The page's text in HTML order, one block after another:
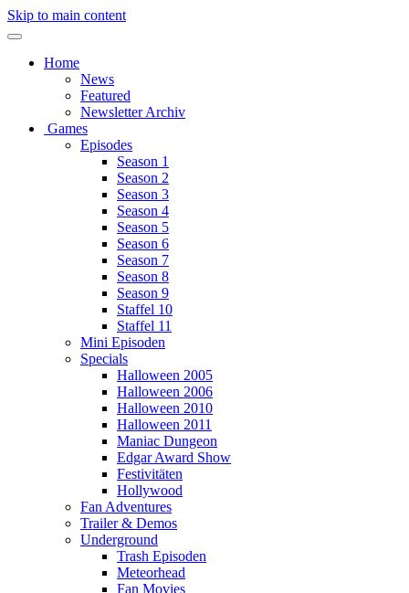
Skip to main content
Home
News
Featured
Newsletter Archiv
Games
Episodes
Season 1
Season 2
Season 3
Season 4
Season 5
Season 6
Season 7
Season 8
Season 9
Staffel 10
Staffel 11
Mini Episoden
Specials
Halloween 2005
Halloween 2006
Halloween 2010
Halloween 2011
Maniac Dungeon
Edgar Award Show
Festivitäten
Hollywood
Fan Adventures
Trailer & Demos
Underground
Trash Episoden
Meteorhead
Fan Movies